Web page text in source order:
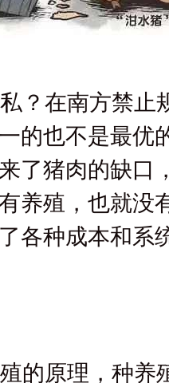
？在南方禁
的也不是最
了猪肉的缺口
养殖，也就没
各种成本和系
的原理，种